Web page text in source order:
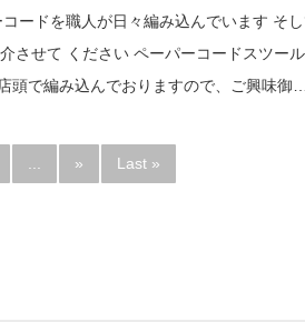
ードを職人が日々編み込んでいます そ
ペーパーコードスツール
頭で編み込んでおりますので、ご興味御
» Last »